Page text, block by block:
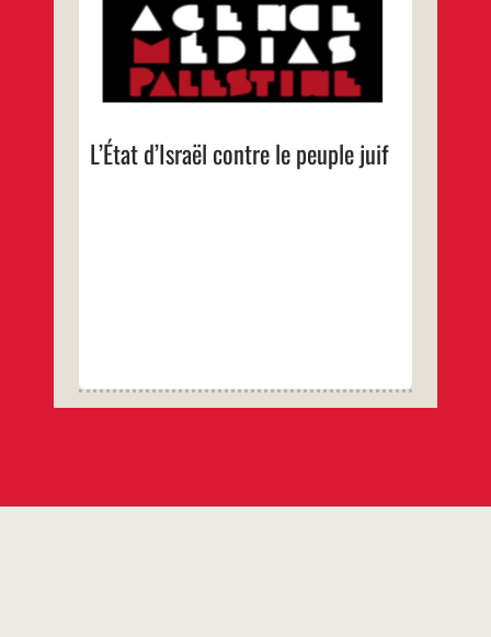
L’État d’Israël contre le peuple juif
Israël s’aligne sur un régime nationaliste,
voire antisémite, un régime après l’autre. Où
cela mène la communauté juive mondiale?